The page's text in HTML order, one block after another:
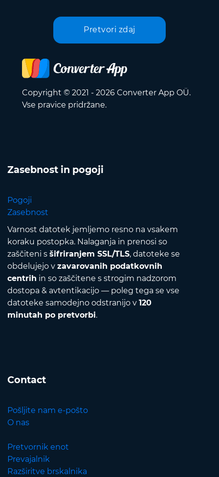
Pretvori zdaj
Copyright © 2021 - 2026 Converter App OÜ.
Vse pravice pridržane.
Zasebnost in pogoji
Pogoji
Zasebnost
Varnost datotek jemljemo resno na vsakem
koraku postopka. Nalaganja in prenosi so
zaščiteni s šifriranjem SSL/TLS, datoteke se
obdelujejo v zavarovanih podatkovnih
centrih in so zaščitene s strogim nadzorom
dostopa & avtentikacijo — poleg tega se vse
datoteke samodejno odstranijo v 120
minutah po pretvorbi.
Contact
Pošljite nam e-pošto
O nas
Pretvornik enot
Prevajalnik
Razširitve brskalnika